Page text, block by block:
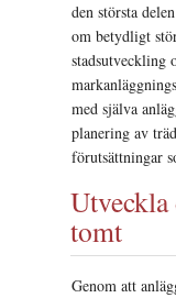
den största
om betydligt
stadsutveckling
med själva
planering av
förutsättningar
tomt
Genom att